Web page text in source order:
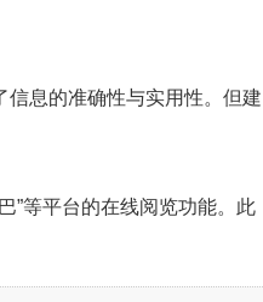
息的准确性与实用性。但建
”等平台的在线阅览功能。此